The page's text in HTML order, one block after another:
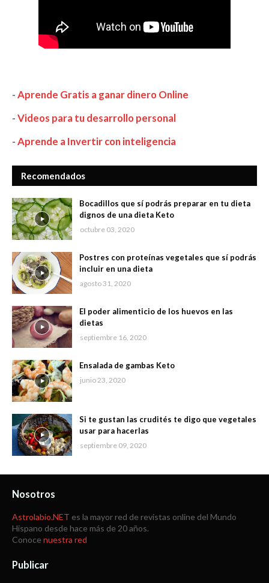
-Aprende Gratis a ganar dinero Online
-Videos para tu desarrollo personal
-Aprende a Invertir con inteligencia
Recomendados
Bocadillos que sí podrás preparar en tu dieta
dignos de una dieta Keto
octubre 03, 2020
Postres con proteínas vegetales que sí podrás
incluir en una dieta
agosto 31, 2020
El poder alimenticio de los huevos en las
dietas
septiembre 16, 2020
Ensalada de gambas Keto
junio 23, 2020
Si te gustan las crudités te digo que vegetales
usar para hacerlas
septiembre 09, 2020
Nosotros
Astrolabio.NET es la mayor red de revistas online del Mundo
Hispano desde hace más de 20 años.
Conoce nuestra red
Publicar